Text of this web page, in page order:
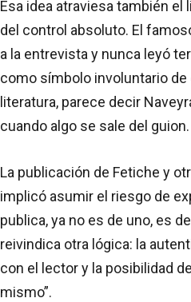
Esa idea atraviesa también el
del control absoluto. El
a la entrevista y nunca leyó
como símbolo involuntario de
literatura, parece decir
cuando algo se sale del guion.
La publicación de Fetiche y
implicó asumir el riesgo de
publica, ya no es de uno, es
reivindica otra lógica: la
con el lector y la posibilidad
mismo”.